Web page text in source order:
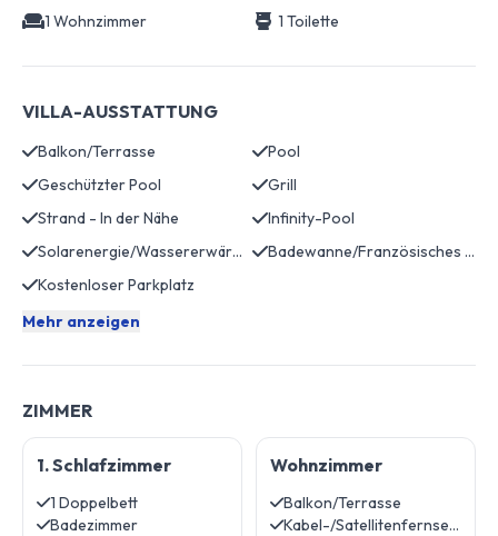
1 Wohnzimmer
1 Toilette
VILLA-AUSSTATTUNG
Balkon/Terrasse
Pool
Geschützter Pool
Grill
Strand - In der Nähe
Infinity-Pool
Solarenergie/Wassererwärmung
Badewanne/Französisches Bad
Kostenloser Parkplatz
Mehr anzeigen
ZIMMER
1. Schlafzimmer
1 Doppelbett
Badezimmer
Wohnzimmer
Balkon/Terrasse
Kabel-/Satellitenfernsehen